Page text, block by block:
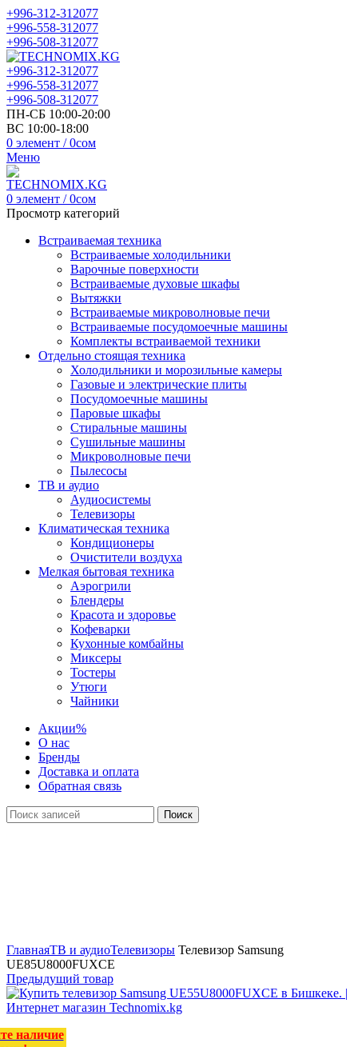
+996-312-312077
+996-558-312077
+996-508-312077
+996-312-312077
+996-558-312077
+996-508-312077
ПН-СБ 10:00-20:00
ВС 10:00-18:00
0 элемент / 0сом
Меню
0 элемент / 0сом
Просмотр категорий
Встраиваемая техника
Встраиваемые холодильники
Варочные поверхности
Встраиваемые духовые шкафы
Вытяжки
Встраиваемые микроволновые печи
Встраиваемые посудомоечные машины
Комплекты встраиваемой техники
Отдельно стоящая техника
Холодильники и морозильные камеры
Газовые и электрические плиты
Посудомоечные машины
Паровые шкафы
Стиральные машины
Сушильные машины
Микроволновые печи
Пылесосы
ТВ и аудио
Аудиосистемы
Телевизоры
Климатическая техника
Кондиционеры
Очистители воздуха
Мелкая бытовая техника
Аэрогрили
Блендеры
Красота и здоровье
Кофеварки
Кухонные комбайны
Миксеры
Тостеры
Утюги
Чайники
Акции%
О нас
Бренды
Доставка и оплата
Обратная связь
Поиск
ГлавнаяТВ и аудиоТелевизоры Телевизор Samsung
UE85U8000FUXCE
Предыдущий товар
наличие